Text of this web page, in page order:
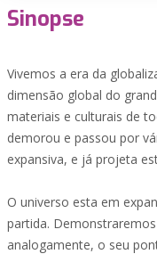
Sinopse
Vivemos a era da
dimensão global do
materiais e culturais de
demorou e passou por
expansiva, e já projeta
O universo esta em
partida.
analogamente, o seu